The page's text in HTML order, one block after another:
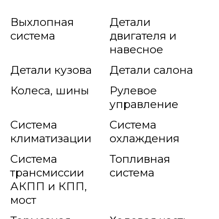
Выхлопная
система
Детали
двигателя и
навесное
Детали кузова
Детали салона
Колеса, шины
Рулевое
управление
Система
климатизации
Система
охлаждения
Система
трансмиссии
АКПП и КПП,
мост
Топливная
система